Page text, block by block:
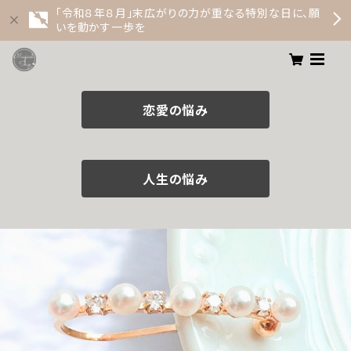
「令和８年８月」末広がりの力が重なる特別な日に、願
いを動かす一歩を
恋愛の悩み
人生の悩み